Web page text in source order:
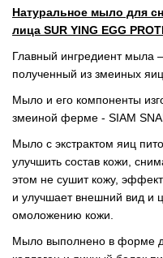
Натуральное мыло для
лица SUR YING EGG
Главный ингредиент мыла
полученный из змеиных
Мыло и его компоненты
змеиной ферме - SIAM
Мыло с экстрактом яиц
улучшить состав кожи,
этом не сушит кожу,
и улучшает внешний вид и
омоложению кожи.
Мыло выполнено в форме